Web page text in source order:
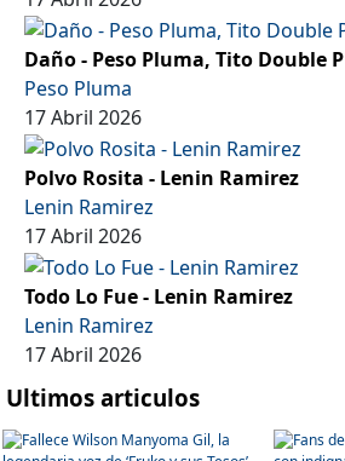
Daño - Peso Pluma, Tito Double P
Peso Pluma
17 Abril 2026
Polvo Rosita - Lenin Ramirez
Lenin Ramirez
17 Abril 2026
Todo Lo Fue - Lenin Ramirez
Lenin Ramirez
17 Abril 2026
Ultimos articulos